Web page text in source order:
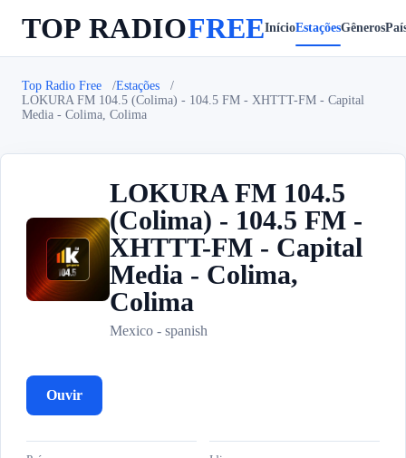
TOP RADIOFREEInícioEstaçõesGêneros
Top Radio Free
Estações
LOKURA FM 104.5 (Colima) - 104.5 FM - XHTTT-FM - Capital
Media - Colima, Colima
L
LOKURA FM 104.5
(Colima) - 104.5 FM -
XHTTT-FM - Capital
Media - Colima,
Colima
Mexico - spanish
Ouvir